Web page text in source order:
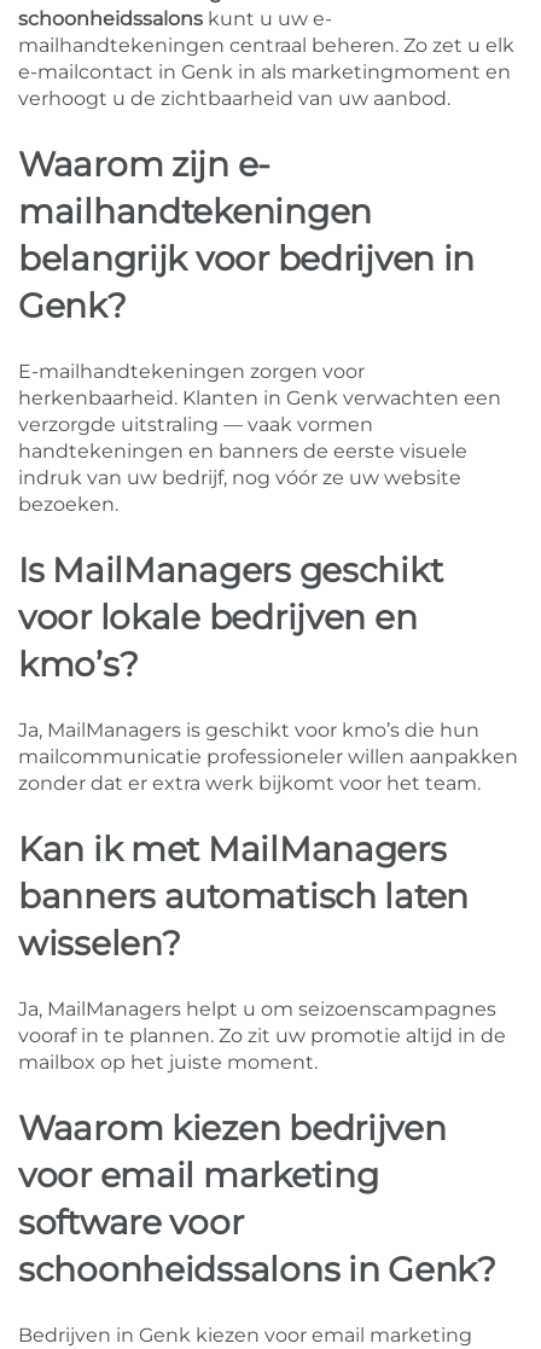
schoonheidssalons kunt u uw e-
mailhandtekeningen centraal beheren. Zo zet u elk
e-mailcontact in Genk in als marketingmoment en
verhoogt u de zichtbaarheid van uw aanbod.
Waarom zijn e-
mailhandtekeningen
belangrijk voor bedrijven in
Genk?
E-mailhandtekeningen zorgen voor
herkenbaarheid. Klanten in Genk verwachten een
verzorgde uitstraling — vaak vormen
handtekeningen en banners de eerste visuele
indruk van uw bedrijf, nog vóór ze uw website
bezoeken.
Is MailManagers geschikt
voor lokale bedrijven en
kmo’s?
Ja, MailManagers is geschikt voor kmo’s die hun
mailcommunicatie professioneler willen aanpakken
zonder dat er extra werk bijkomt voor het team.
Kan ik met MailManagers
banners automatisch laten
wisselen?
Ja, MailManagers helpt u om seizoenscampagnes
vooraf in te plannen. Zo zit uw promotie altijd in de
mailbox op het juiste moment.
Waarom kiezen bedrijven
voor email marketing
software voor
schoonheidssalons in Genk?
Bedrijven in Genk kiezen voor email marketing